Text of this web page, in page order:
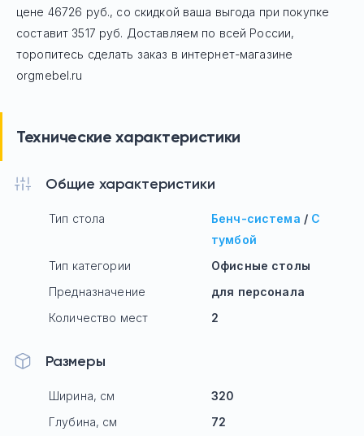
цене 46726 руб., со скидкой ваша выгода при покупке
составит 3517 руб. Доставляем по всей России,
торопитесь сделать заказ в интернет-магазине
orgmebel.ru
Технические характеристики
Общие характеристики
Тип стола Бенч-система / С
тумбой
Тип категории
Офисные столы
Предназначение
для персонала
Количество мест
2
Размеры
Ширина, см
320
Глубина, см
72